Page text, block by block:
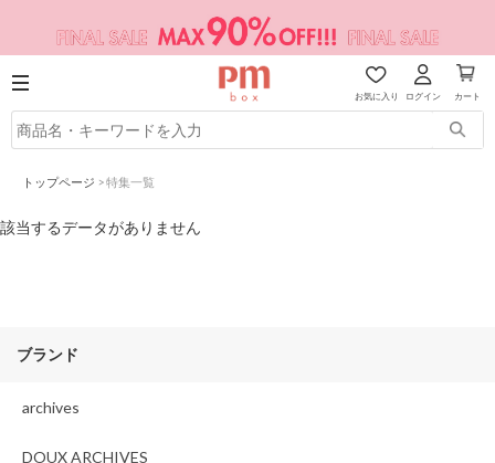
お気に入り ログイン カート
トップページ >特集一覧
該当するデータがありません
ブランド
archives
DOUX ARCHIVES